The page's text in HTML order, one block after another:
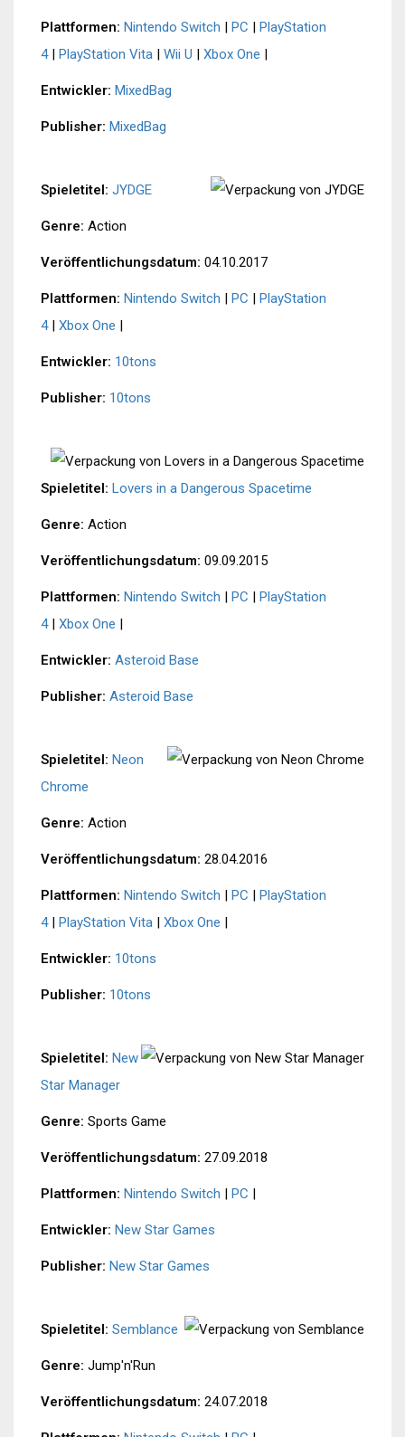
Plattformen: Nintendo Switch | PC | PlayStation
4| PlayStation Vita | Wii U | Xbox One |
Entwickler: MixedBag
Publisher: MixedBag
Spieletitel: JYDGE
Genre: Action
Veröffentlichungsdatum: 04.10.2017
Plattformen: Nintendo Switch | PC | PlayStation
4| Xbox One |
Entwickler: 10tons
Publisher: 10tons
Spieletitel: Lovers in a Dangerous Spacetime
Genre: Action
Veröffentlichungsdatum: 09.09.2015
Plattformen: Nintendo Switch | PC | PlayStation
4| Xbox One |
Entwickler: Asteroid Base
Publisher: Asteroid Base
Spieletitel: Neon
Chrome
Genre: Action
Veröffentlichungsdatum: 28.04.2016
Plattformen: Nintendo Switch | PC | PlayStation
4| PlayStation Vita | Xbox One |
Entwickler: 10tons
Publisher: 10tons
Spieletitel: New
Star Manager
Genre: Sports Game
Veröffentlichungsdatum: 27.09.2018
Plattformen: Nintendo Switch | PC |
Entwickler: New Star Games
Publisher: New Star Games
Spieletitel: Semblance
Genre: Jump'n'Run
Veröffentlichungsdatum: 24.07.2018